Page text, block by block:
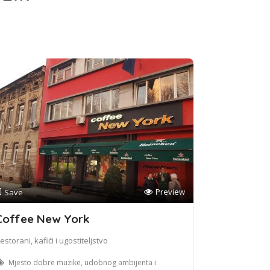
Save Preview
New York
kafići i ugostiteljstvo
Mjesto dobre muzike, udobnog ambijenta i